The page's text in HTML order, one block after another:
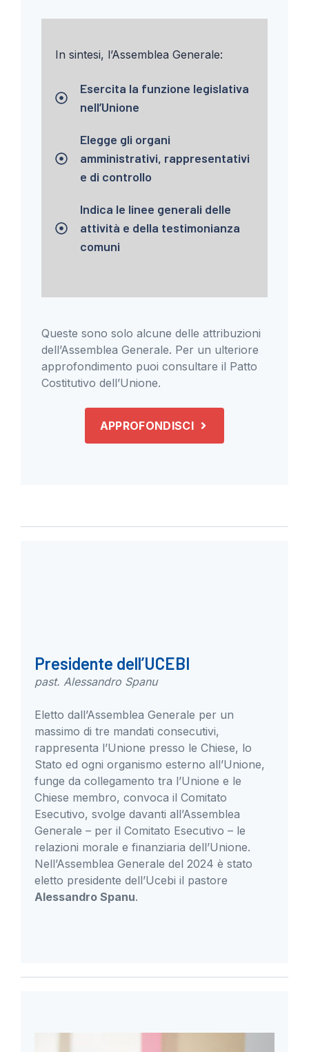
In sintesi, l’Assemblea Generale:
Esercita la funzione legislativa
nell’Unione
Elegge gli organi
amministrativi, rappresentativi
e di controllo
Indica le linee generali delle
attività e della testimonianza
comuni
Queste sono solo alcune delle attribuzioni
dell’Assemblea Generale. Per un ulteriore
approfondimento puoi consultare il Patto
Costitutivo dell’Unione.
APPROFONDISCI
Presidente dell’UCEBI
past. Alessandro Spanu
Eletto dall’Assemblea Generale per un
massimo di tre mandati consecutivi,
rappresenta l’Unione presso le Chiese, lo
Stato ed ogni organismo esterno all’Unione,
funge da collegamento tra l’Unione e le
Chiese membro, convoca il Comitato
Esecutivo, svolge davanti all’Assemblea
Generale – per il Comitato Esecutivo – le
relazioni morale e finanziaria dell’Unione.
Nell’Assemblea Generale del 2024 è stato
eletto presidente dell’Ucebi il pastore
Alessandro Spanu.